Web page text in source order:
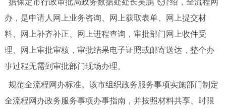
据保定市行政审批局政务数据处处长吴鹏飞介绍，全流程网
办，是申请人网上业务咨询、网上获取表单、网上提交材
料、网上补齐补正、网上进程查询，审批部门网上收件受
理、网上审批审核，审批结果电子证照或邮寄送达，整个办
事过程无需到审批部门现场办理。
规范全流程网办标准。该市组织政务服务事项实施部门制定
全流程网办政务服务事项办事指南，并按照材料共享、时限